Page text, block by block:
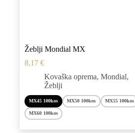
Žeblji Mondial MX
8,17 €
Kovaška oprema, Mondial,
Žeblji
MX45 100kos MX50 100kos MX55 100kos
MX60 100kos
Ta